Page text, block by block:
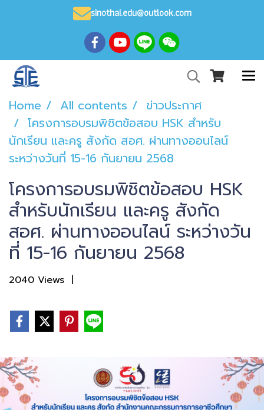
sinothai.edu@outlook.com
Home All contents
ข่าวประกาศ
โครงการอบรมพิชิตข้อสอบ HSK สำหรับ
นักเรียน และครู สังกัด สอศ. ผ่านทางออนไลน์
ระหว่างวันที่ 15-16 กันยายน 2568
โครงการอบรมพิชิตข้อสอบ HSK
สำหรับนักเรียน และครู สังกัด
สอศ. ผ่านทางออนไลน์ ระหว่างวัน
ที่ 15-16 กันยายน 2568
2040 Views |